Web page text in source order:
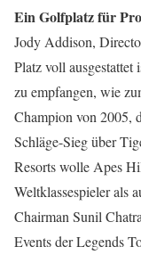
Ein Golfplatz für
Jody Addison,
Platz voll ausgestattet
zu empfangen, wie
Champion von 2005,
Schläge-Sieg über
Resorts wolle Apes
Weltklassespieler als
Chairman Sunil
Events der Legends